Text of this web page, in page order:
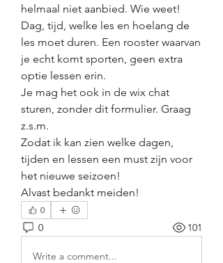
helmaal niet aanbied. Wie weet!
Dag, tijd, welke les en hoelang de
les moet duren. Een rooster waarvan
je echt komt sporten, geen extra
optie lessen erin.
Je mag het ook in de wix chat
sturen, zonder dit formulier. Graag
z.s.m.
Zodat ik kan zien welke dagen,
tijden en lessen een must zijn voor
het nieuwe seizoen!
Alvast bedankt meiden!
0
0 101
Write a comment...